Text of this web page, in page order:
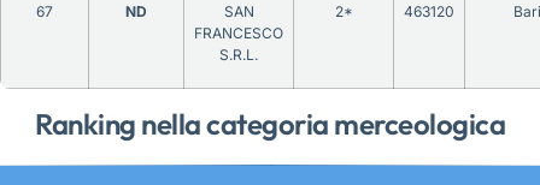
Ranking nella categoria merceologica
67 ND
SAN
FRANCESCO
S.R.L.
2* 463120 Bari